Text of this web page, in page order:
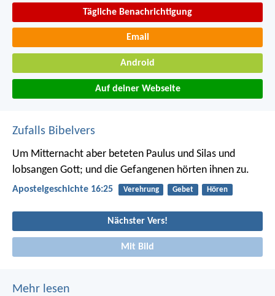
Tägliche Benachrichtigung
Email
Android
Auf deiner Webseite
Zufalls Bibelvers
Um Mitternacht aber beteten Paulus und Silas und
lobsangen Gott; und die Gefangenen hörten ihnen zu.
Apostelgeschichte 16:25 Verehrung Gebet Hören
Nächster Vers!
Mit Bild
Mehr lesen